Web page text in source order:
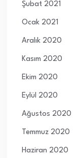
Şubat 2021
Ocak 2021
Aralık 2020
Kasım 2020
Ekim 2020
Eylül 2020
Ağustos 2020
Temmuz 2020
Haziran 2020